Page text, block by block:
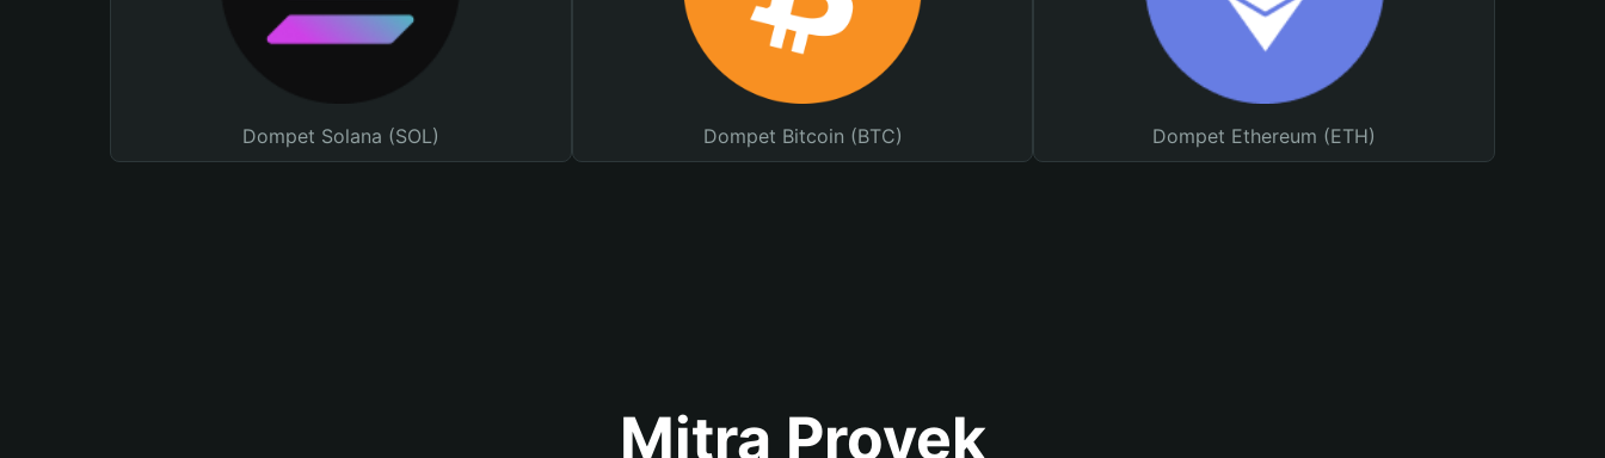
Dompet Solana (SOL) Dompet Bitcoin (BTC) Dompet Ethereum (ETH)
Mitra Proyek